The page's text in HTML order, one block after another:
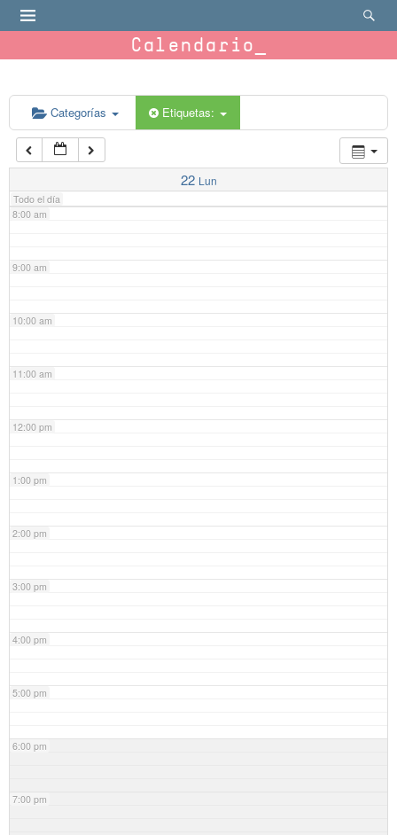
Calendario
Categorías Etiquetas:
22 Lun
Todo el día
6:00 am
7:00 am
8:00 am
9:00 am
10:00 am
11:00 am
12:00 pm
1:00 pm
2:00 pm
3:00 pm
4:00 pm
5:00 pm
6:00 pm
7:00 pm